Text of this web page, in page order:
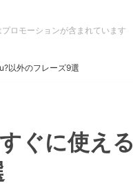
ロモーションが含まれています
以外のフレーズ9選
ぐに使える